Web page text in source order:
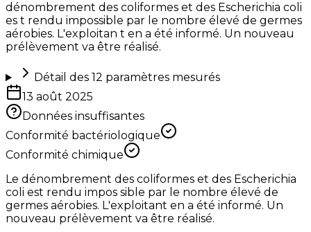
dénombrement des coliformes et des Escherichia coli
es t rendu impossible par le nombre élevé de germes
aérobies. L'exploitan t en a été informé. Un nouveau
prélèvement va être réalisé.
Détail des 12 paramètres mesurés
13 août 2025
Données insuffisantes
Conformité bactériologique
Conformité chimique
Le dénombrement des coliformes et des Escherichia
coli est rendu impos sible par le nombre élevé de
germes aérobies. L'exploitant en a été informé. Un
nouveau prélèvement va être réalisé.